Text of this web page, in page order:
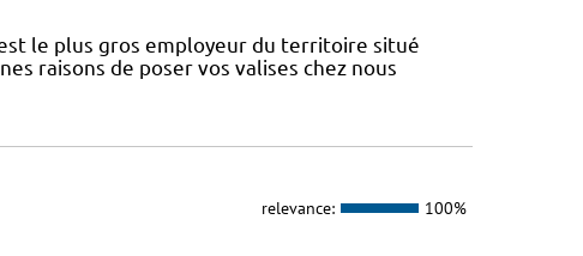
le plus gros employeur du territoire situé
raisons de poser vos valises chez nous
relevance: 100%